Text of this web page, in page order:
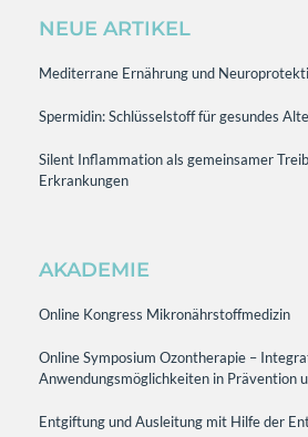
NEUE ARTIKEL
Mediterrane Ernährung und
Spermidin: Schlüsselstoff für gesundes
Silent Inflammation als gemeinsamer
Erkrankungen
AKADEMIE
Online Kongress Mikronährstoffmedizin
Online Symposium Ozontherapie –
Anwendungsmöglichkeiten in Prävention
Entgiftung und Ausleitung mit Hilfe der